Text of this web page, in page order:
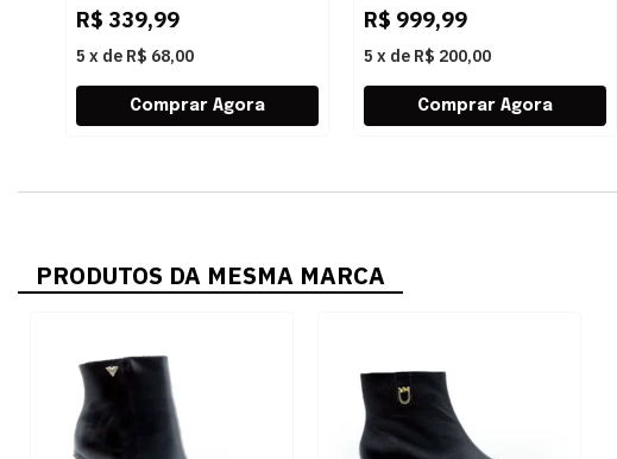
R$ 339,99
5 x de R$ 68,00
R$ 999,99
5 x de R$ 200,00
PRODUTOS DA MESMA MARCA